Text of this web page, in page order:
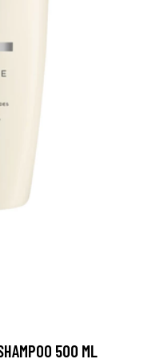
500 ML